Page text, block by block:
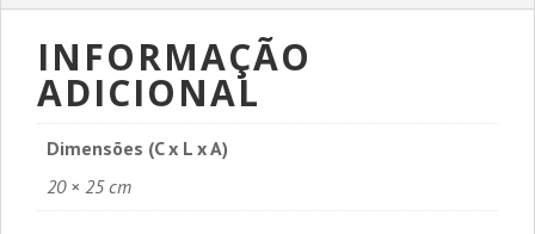
INFORMAÇÃO
ADICIONAL
Dimensões (C x L x A)
20 × 25 cm